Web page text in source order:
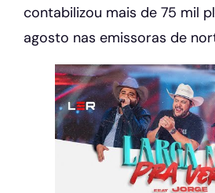
contabilizou mais de 75 mil
agosto nas emissoras de